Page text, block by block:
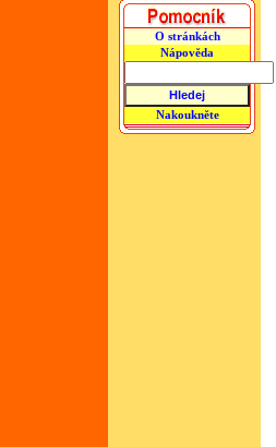
O stránkách
Nápověda
Nakoukněte